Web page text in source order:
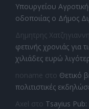
Υπουργείου
οδοποιίας ο Δήμος
Δημητρης
φετινής χρονιάς για
χιλιάδες ευρώ
noname στο Θετικό
πολιτιστικές
Axel στο Tsayius Pub: